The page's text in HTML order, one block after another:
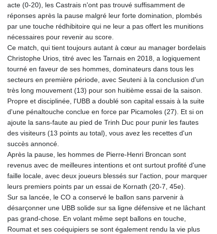
acte (0-20), les Castrais n'ont pas trouvé suffisamment de
réponses après la pause malgré leur forte domination, plombés
par une touche rédhibitoire qui ne leur a pas offert les munitions
nécessaires pour revenir au score.
Ce match, qui tient toujours autant à cœur au manager bordelais
Christophe Urios, titré avec les Tarnais en 2018, a logiquement
tourné en faveur de ses hommes, dominateurs dans tous les
secteurs en première période, avec Seuteni à la conclusion d'un
très long mouvement (13) pour son huitième essai de la saison.
Propre et disciplinée, l'UBB a doublé son capital essais à la suite
d'une pénaltouche conclue en force par Picamoles (27). Et si on
ajoute la sans-faute au pied de Trinh Duc pour punir les fautes
des visiteurs (13 points au total), vous avez les recettes d'un
succès annoncé.
Après la pause, les hommes de Pierre-Henri Broncan sont
revenus avec de meilleures intentions et ont surtout profité d'une
faille locale, avec deux joueurs blessés sur l'action, pour marquer
leurs premiers points par un essai de Kornath (20-7, 45e).
Sur sa lancée, le CO a conservé le ballon sans parvenir à
désarçonner une UBB solide sur sa ligne défensive et ne lâchant
pas grand-chose. En volant même sept ballons en touche,
Roumat et ses coéquipiers se sont également rendu la vie plus